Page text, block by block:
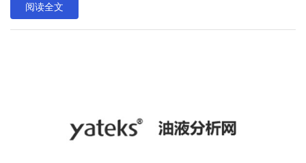
行明确，自2013年1月1日起液体石油产品均征消费税。政策调整后
MTBE、芳烃、混芳等用于调油和化工原料的产品亦纳入征收范围。
阅读全文